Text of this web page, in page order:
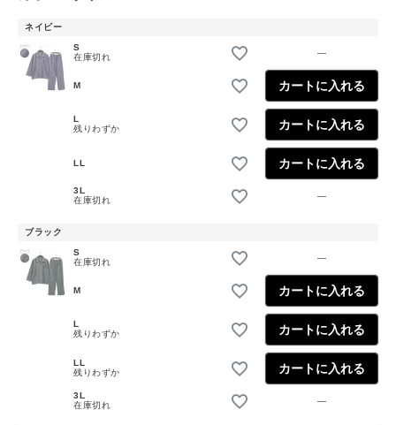
ネイビー
S
在庫切れ
—
M カートに入れる
L
残りわずか
カートに入れる
LL カートに入れる
3L
在庫切れ
—
ブラック
S
在庫切れ
—
M カートに入れる
L
残りわずか
カートに入れる
LL
残りわずか
カートに入れる
3L
在庫切れ
—